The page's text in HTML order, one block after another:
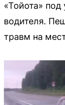
«Тойота»
водителя.
травм на